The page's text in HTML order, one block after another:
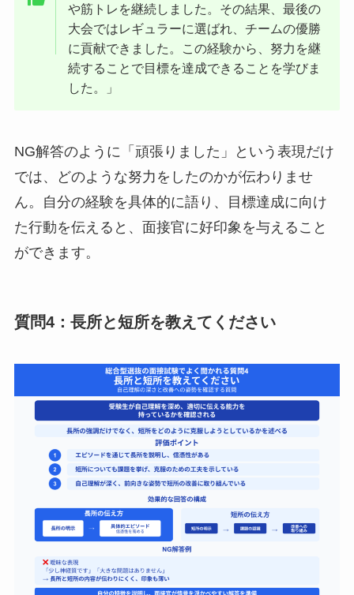
や筋トレを継続しました。その結果、最後の
大会ではレギュラーに選ばれ、チームの優勝
に貢献できました。この経験から、努力を継
続することで目標を達成できることを学びま
した。」
NG解答のように「頑張りました」という表現だけ
では、どのような努力をしたのかが伝わりませ
ん。自分の経験を具体的に語り、目標達成に向け
た行動を伝えると、面接官に好印象を与えること
ができます。
質問4：長所と短所を教えてください